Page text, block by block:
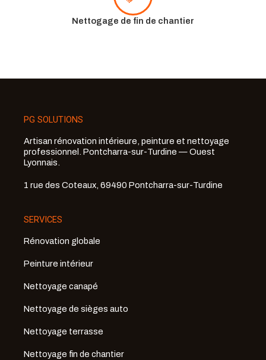
Nettogage de fin de chantier
PG SOLUTIONS
Artisan rénovation intérieure, peinture et nettoyage
professionnel. Pontcharra-sur-Turdine — Ouest
Lyonnais.
1 rue des Coteaux, 69490 Pontcharra-sur-Turdine
SERVICES
Rénovation globale
Peinture intérieur
Nettoyage canapé
Nettoyage de sièges auto
Nettoyage terrasse
Nettoyage fin de chantier